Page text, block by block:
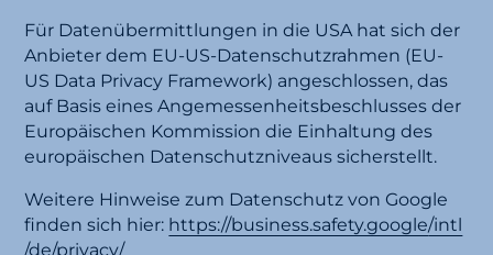
Für Datenübermittlungen in die USA hat sich der
Anbieter dem EU-US-Datenschutzrahmen (EU-
US Data Privacy Framework) angeschlossen, das
auf Basis eines Angemessenheitsbeschlusses der
Europäischen Kommission die Einhaltung des
europäischen Datenschutzniveaus sicherstellt.
Weitere Hinweise zum Datenschutz von Google
finden sich hier: https://business.safety.google/intl
/de/privacy/